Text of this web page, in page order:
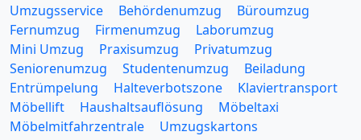
Umzugsservice Behördenumzug
Büroumzug
Fernumzug
Firmenumzug
Laborumzug
Mini Umzug
Praxisumzug
Privatumzug
Seniorenumzug
Studentenumzug
Beiladung
Entrümpelung
Halteverbotszone
Klaviertransport
Möbellift
Haushaltsauflösung
Möbeltaxi
Möbelmitfahrzentrale
Umzugskartons